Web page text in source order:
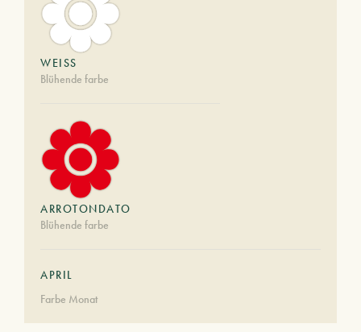
WEISS
Blühende farbe
ARROTONDATO
Blühende farbe
APRIL
Farbe Monat